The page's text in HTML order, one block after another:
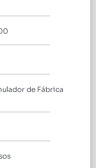
de Fábrica